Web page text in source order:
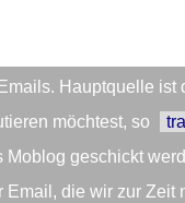
Hauptquelle
möchtest, so
Moblog geschickt
Email, die wir zur